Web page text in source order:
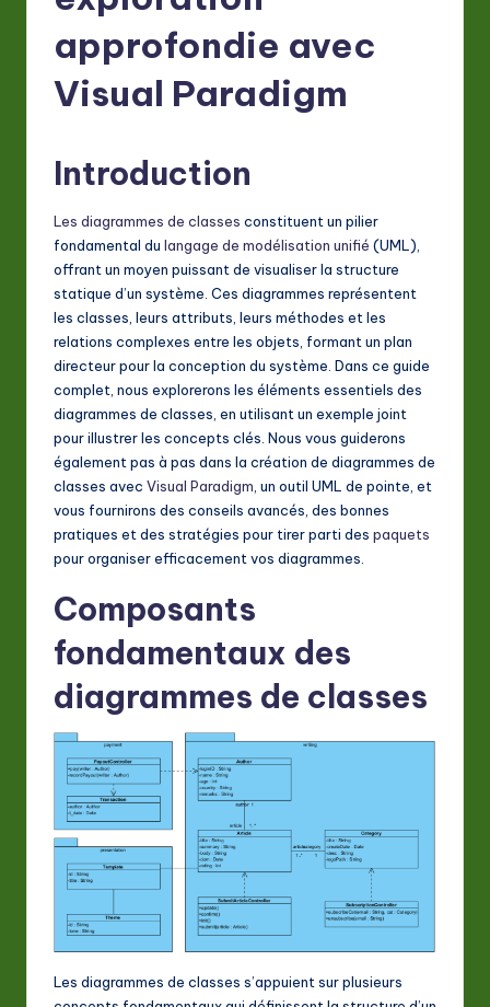
in
A
ft
w
approfondie avec
Visual Paradigm
Introduction
Les diagrammes de classes constituent un pilier
fondamental du langage de modélisation unifié (UML),
offrant un moyen puissant de visualiser la structure
statique d’un système. Ces diagrammes représentent
les classes, leurs attributs, leurs méthodes et les
relations complexes entre les objets, formant un plan
directeur pour la conception du système. Dans ce guide
complet, nous explorerons les éléments essentiels des
diagrammes de classes, en utilisant un exemple joint
pour illustrer les concepts clés. Nous vous guiderons
également pas à pas dans la création de diagrammes de
classes avec Visual Paradigm , un outil UML de pointe, et
vous fournirons des conseils avancés, des bonnes
pratiques et des stratégies pour tirer parti des paquets
pour organiser efficacement vos diagrammes.
Composants
fondamentaux des
diagrammes de classes
Les diagrammes de classes s’appuient sur plusieurs